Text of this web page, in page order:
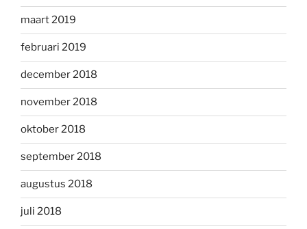
maart 2019
februari 2019
december 2018
november 2018
oktober 2018
september 2018
augustus 2018
juli 2018